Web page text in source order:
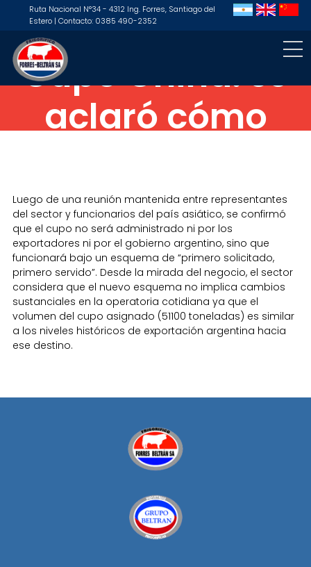
Ruta Nacional N°34 - 4312 Ing. Forres, Santiago del
Estero | Contacto: 0385 490-2352
Cupo China: se
aclaró cómo
cuota y despejó
dudas en el
sector
Luego de una reunión mantenida entre representantes
del sector y funcionarios del país asiático, se confirmó
que el cupo no será administrado ni por los
exportadores ni por el gobierno argentino, sino que
funcionará bajo un esquema de “primero solicitado,
primero servido”. Desde la mirada del negocio, el sector
considera que el nuevo esquema no implica cambios
sustanciales en la operatoria cotidiana ya que el
volumen del cupo asignado (51100 toneladas) es similar
a los niveles históricos de exportación argentina hacia
ese destino.